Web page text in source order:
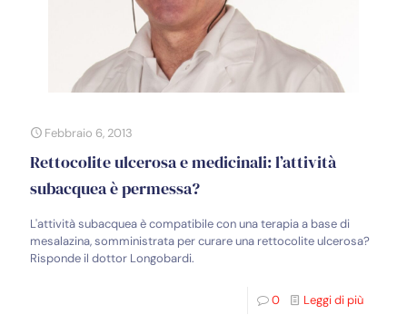
Febbraio 6, 2013
Rettocolite ulcerosa e medicinali: l’attività
subacquea è permessa?
L'attività subacquea è compatibile con una terapia a base di
mesalazina, somministrata per curare una rettocolite ulcerosa?
Risponde il dottor Longobardi.
0 Leggi di più